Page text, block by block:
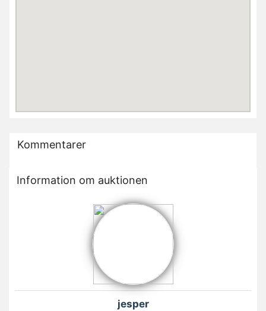
Kommentarer
Information om auktionen
jesper